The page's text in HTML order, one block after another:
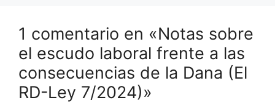
1 comentario en «Notas sobre
el escudo laboral frente a las
consecuencias de la Dana (El
RD-Ley 7/2024)»